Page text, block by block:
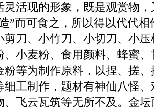
灵活现的形象，既是观赏物
”而可食之，所以得以代代
剪刀、小竹刀、小切刀、小
、小麦粉、食用颜料、蜂蜜
粉等为制作原料，以捏、搓
细工制作，题材有神仙八怪
、飞云瓦筑等无所不及。金